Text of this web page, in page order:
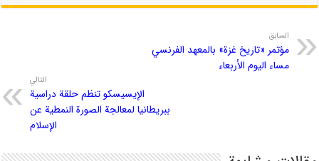
السابق
مؤتمر «تاريخ غزة» بالمعهد الفرنسي
مساء اليوم الأربعاء
التالي
الإيسيسكو تنظم حلقة دراسية
ببريطانيا لمعالجة الصورة النمطية عن
الإسلام